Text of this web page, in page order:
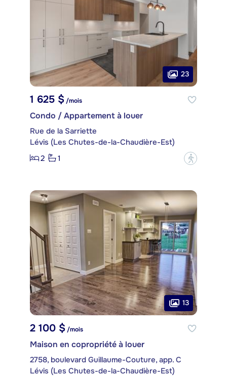
23
1 625 $ /mois
Condo / Appartement à louer
Rue de la Sarriette
Lévis (Les Chutes-de-la-Chaudière-Est)
2
1 ?
13
2 100 $/mois
Maison en copropriété à louer
2758, boulevard Guillaume-Couture, app. C
Lévis (Les Chutes-de-la-Chaudière-Est)